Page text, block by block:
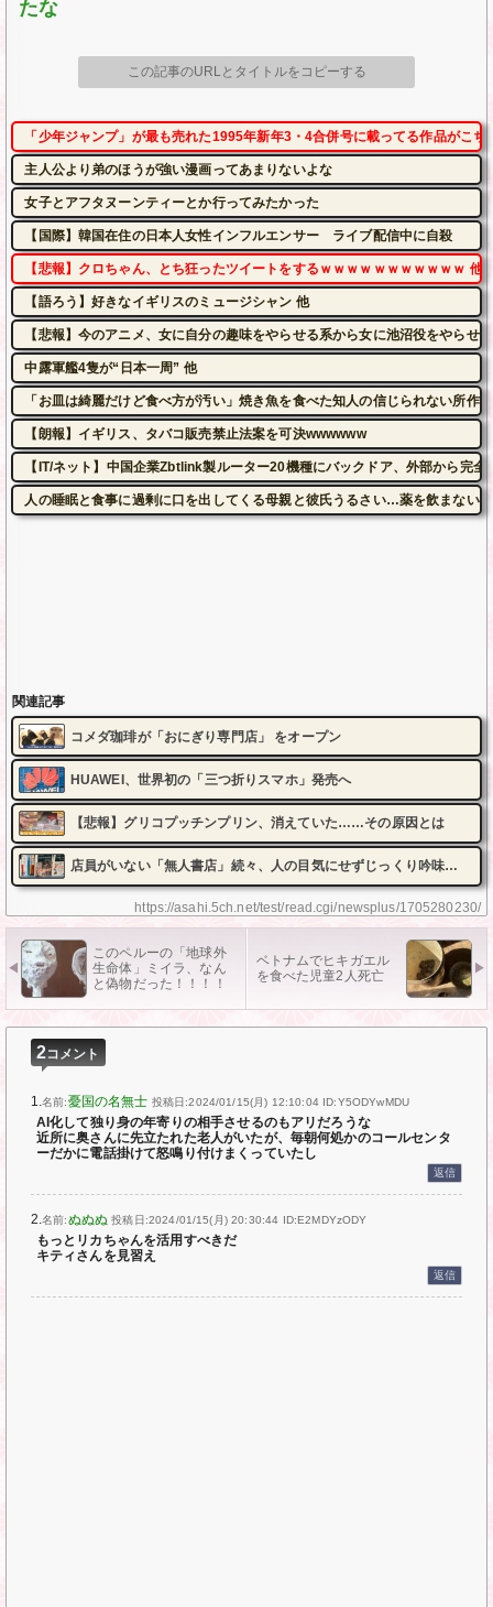
たな
https://asahi.5ch.net/test/read.cgi/newsplus/1705280230/
この記事のURLとタイトルをコピーする
「少年ジャンプ」が最も売れた1995年新年3・4合併号に載ってる作品がこち
主人公より弟のほうが強い漫画ってあまりないよな
女子とアフタヌーンティーとか行ってみたかった
【国際】韓国在住の日本人女性インフルエンサー ライブ配信中に自殺
【悲報】クロちゃん、とち狂ったツイートをするｗｗｗｗｗｗｗｗｗｗｗ 他
【語ろう】好きなイギリスのミュージシャン 他
【悲報】今のアニメ、女に自分の趣味をやらせる系から女に池沼役をやらせ
中露軍艦4隻が“日本一周” 他
「お皿は綺麗だけど食べ方が汚い」焼き魚を食べた知人の信じられない所
【朗報】イギリス、タバコ販売禁止法案を可決wwwwww
【IT/ネット】中国企業Zbtlink製ルーター20機種にバックドア、外部から完全
人の睡眠と食事に過剰に口を出してくる母親と彼氏うるさい…薬を飲まない
関連記事
コメダ珈琲が「おにぎり専門店」 をオープン
HUAWEI、世界初の「三つ折りスマホ」発売へ
【悲報】グリコプッチンプリン、消えていた……その原因とは
店員がいない「無人書店」続々、人の目気にせずじっくり吟味…
このペルーの「地球外
生命体」ミイラ、なん
と偽物だった！！！！
ベトナムでヒキガエル
を食べた児童2人死亡
2コメント
1.名前:憂国の名無士 投稿日:2024/01/15(月) 12:10:04 ID:Y5ODYwMDU
AI化して独り身の年寄りの相手させるのもアリだろうな
近所に奥さんに先立たれた老人がいたが、毎朝何処かのコールセンタ
ーだかに電話掛けて怒鳴り付けまくっていたし
返信
2.名前:ぬぬぬ投稿日:2024/01/15(月) 20:30:44 ID:E2MDYzODY
もっとリカちゃんを活用すべきだ
キティさんを見習え
返信